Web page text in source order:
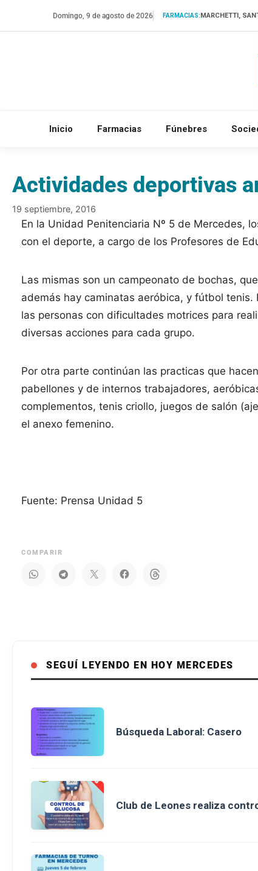
Domingo, 9 de agosto de 2026 FARMACIAS:MARCHETTI,
Inicio Farmacias Fúnebres
Actividades deportivas
19 septiembre, 2016
En la Unidad Penitenciaria Nº 5 de Mercedes,
con el deporte, a cargo de los Profesores de
Las mismas son un campeonato de bochas,
además hay caminatas aeróbica, y fútbol
las personas con dificultades motrices para
diversas acciones para cada grupo.
Por otra parte continúan las practicas que
pabellones y de internos trabajadores,
complementos, tenis criollo, juegos de salón
el anexo femenino.
Fuente: Prensa Unidad 5
COMPARIR
SEGUÍ LEYENDO EN HOY MERCEDES
Búsqueda Laboral: Casero
Club de Leones realiza